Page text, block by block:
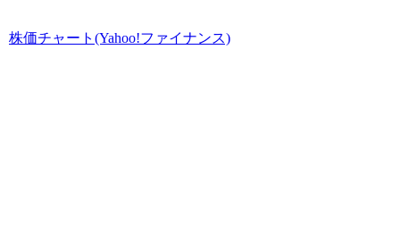
株価チャート(Yahoo!ファイナンス)